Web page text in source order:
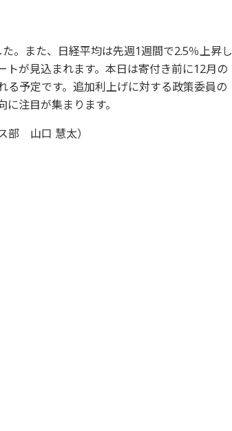
。また、日経平均は先週1週間で2.5％上昇し
が見込まれます。本日は寄付き前に12月の
予定です。追加利上げに対する政策委員の
注目が集まります。
部 山口 慧太）